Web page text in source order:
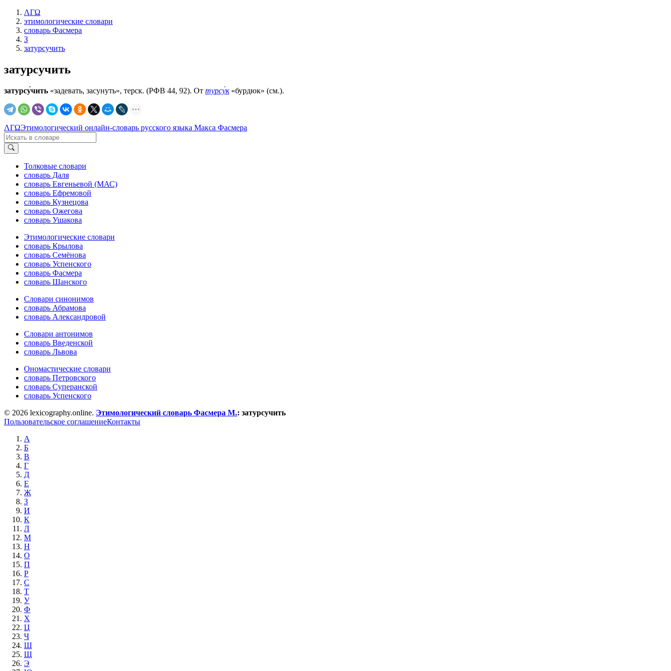
ΛΓΩ
этимологические словари
словарь Фасмера
З
затурсучить
затурсучить
затурсу́чить «задевать, засунуть», терск. (РФВ 44, 92). От турсу́к«бурдюк» (см.).
ΛΓΩЭтимологический онлайн-словарь русского языка Макса Фасмера
Толковые словари
словарь Даля
словарь Евгеньевой (МАС)
словарь Ефремовой
словарь Кузнецова
словарь Ожегова
словарь Ушакова
Этимологические словари
словарь Крылова
словарь Семёнова
словарь Успенского
словарь Фасмера
словарь Шанского
Словари синонимов
словарь Абрамова
словарь Александровой
Словари антонимов
словарь Введенской
словарь Львова
Ономастические словари
словарь Петровского
словарь Суперанской
словарь Успенского
© 2026 lexicography.online. Этимологический словарь Фасмера М.: затурсучить
Пользовательское соглашениеКонтакты
А
Б
В
Г
Д
Е
Ж
З
И
К
Л
М
Н
О
П
Р
С
Т
У
Ф
Х
Ц
Ч
Ш
Щ
Э